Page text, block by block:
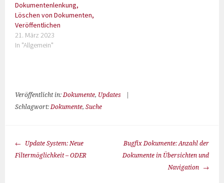
Dokumentenlenkung,
Löschen von Dokumenten,
Veröffentlichen
21. März 2023
In "Allgemein"
Veröffentlicht in:Dokumente, Updates
Schlagwort:Dokumente,Suche
Update System: Neue
Filtermöglichkeit – ODER
Bugfix Dokumente: Anzahl der
Dokumente in Übersichten und
Navigation